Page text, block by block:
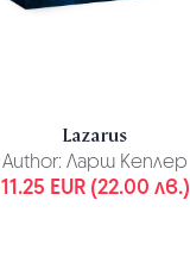
Lazarus
Author: Ларш Кеплер
11.25 EUR (22.00 лв.)